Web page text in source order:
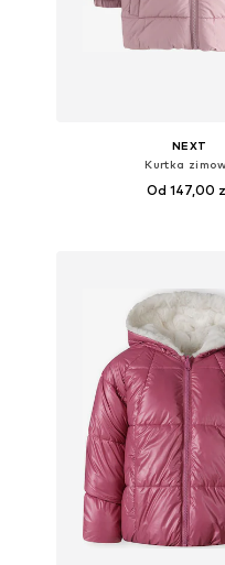
NEXT
Kurtka
Od 147,00